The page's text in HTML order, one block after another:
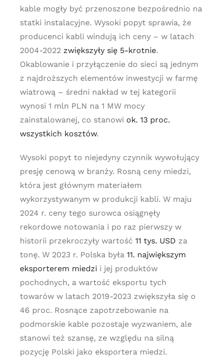
kable mogły być przenoszone bezpośrednio na
statki instalacyjne. Wysoki popyt sprawia, że
producenci kabli windują ich ceny – w latach
2004-2022 zwiększyły się 5-krotnie.
Okablowanie i przyłączenie do sieci są jednym
z najdroższych elementów inwestycji w farmę
wiatrową – średni nakład w tej kategorii
wynosi 1 mln PLN na 1 MW mocy
zainstalowanej, co stanowi ok. 13 proc.
wszystkich kosztów.
Wysoki popyt to niejedyny czynnik wywołujący
presję cenową w branży. Rosną ceny miedzi,
która jest głównym materiałem
wykorzystywanym w produkcji kabli. W maju
2024 r. ceny tego surowca osiągnęły
rekordowe notowania i po raz pierwszy w
historii przekroczyły wartość 11 tys. USD za
tonę. W 2023 r. Polska była 11. największym
eksporterem miedzi i jej produktów
pochodnych, a wartość eksportu tych
towarów w latach 2019-2023 zwiększyła się o
46 proc. Rosnące zapotrzebowanie na
podmorskie kable pozostaje wyzwaniem, ale
stanowi też szansę, ze względu na silną
pozycję Polski jako eksportera miedzi.